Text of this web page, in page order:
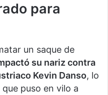
para
un saque de
su nariz contra
Kevin Danso, lo
puso en vilo a